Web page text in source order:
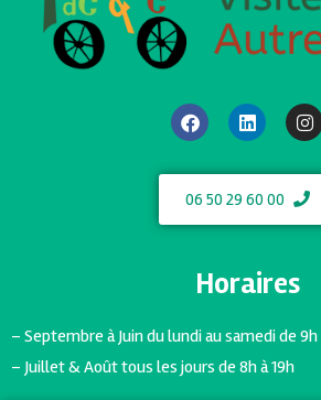
06 50 29 60 00
Horaires
– Septembre à Juin du lundi au samedi de 9h
– Juillet & Août tous les jours de 8h à 19h